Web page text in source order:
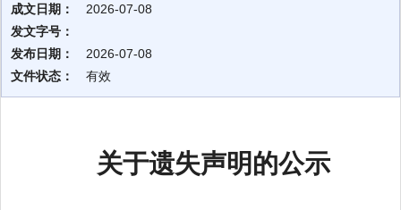
成文日期：
2026-07-08
发文字号：
发布日期：
2026-07-08
文件状态：
有效
关于遗失声明的公示